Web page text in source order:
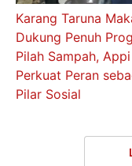
Karang Taruna
Dukung Penuh
Pilah Sampah, Appi
Perkuat Peran
Pilar Sosial